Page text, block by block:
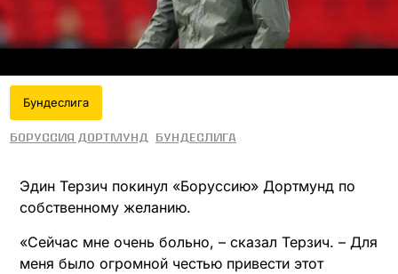
Бундеслига
Боруссия Дортмунд Бундеслига
Эдин Терзич покинул «Боруссию» Дортмунд по
собственному желанию.
«Сейчас мне очень больно, – сказал Терзич. – Для
меня было огромной честью привести этот